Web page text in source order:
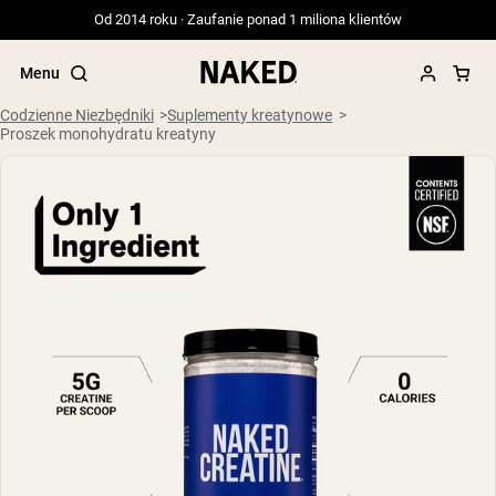
Od 2014 roku · Zaufanie ponad 1 miliona klientów
Menu
Popularne wyszukiwania
”Protein Powder“
”Micellar Casein“
ODŻYWKI BIAŁKOWE
Serwatka z mleka krów karmionych
trawą
Izolat serwatki z mleka krów
Codzienne Niezbędniki
Suplementy kreatynowe
Proszek monohydratu kreatyny